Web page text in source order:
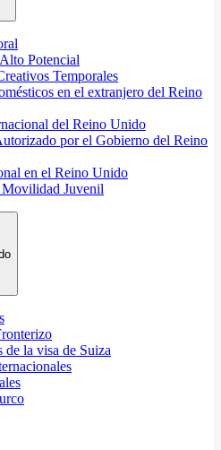
Potencial
Temporales
en el extranjero del Reino
del Reino Unido
por el Gobierno del Reino
en el Reino Unido
Movilidad Juvenil
de la visa de Suiza